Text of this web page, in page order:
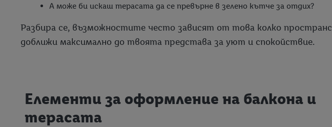
А може би искаш терасата да се превърне в зелено кътче за отдих?
Разбира се, възможностите често зависят от това колко
доближи максимално до твоята представа за уют и спокойствие.
Елементи за оформление на балкона и
терасата